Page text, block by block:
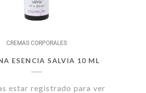
CREMAS CORPORALES
ESENCIA SALVIA 10 ML
estar registrado para ver